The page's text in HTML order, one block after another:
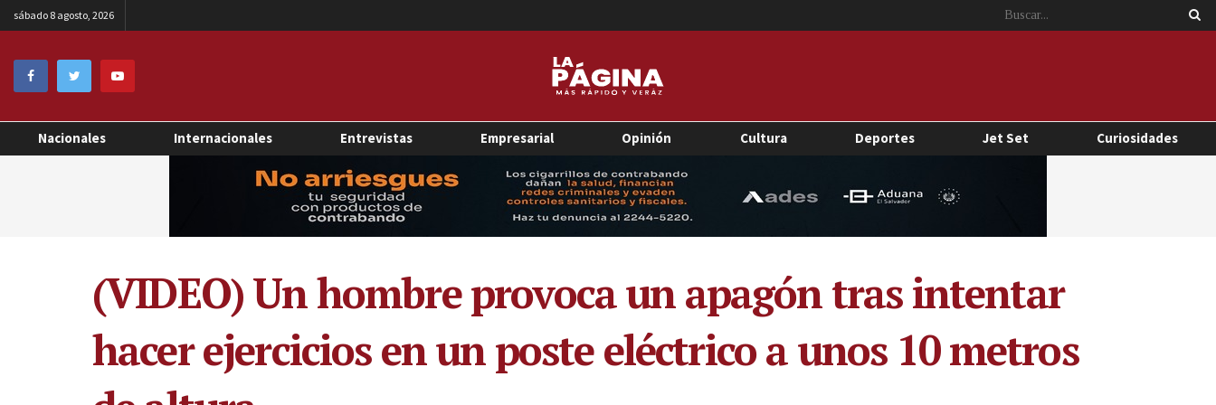
sábado 8 agosto, 2026
Nacionales Internacionales Entrevistas Empresarial Opinión Cultura Deportes Jet Set Curiosidades
(VIDEO) Un hombre provoca un apagón tras intentar
hacer ejercicios en un poste eléctrico a unos 10 metros